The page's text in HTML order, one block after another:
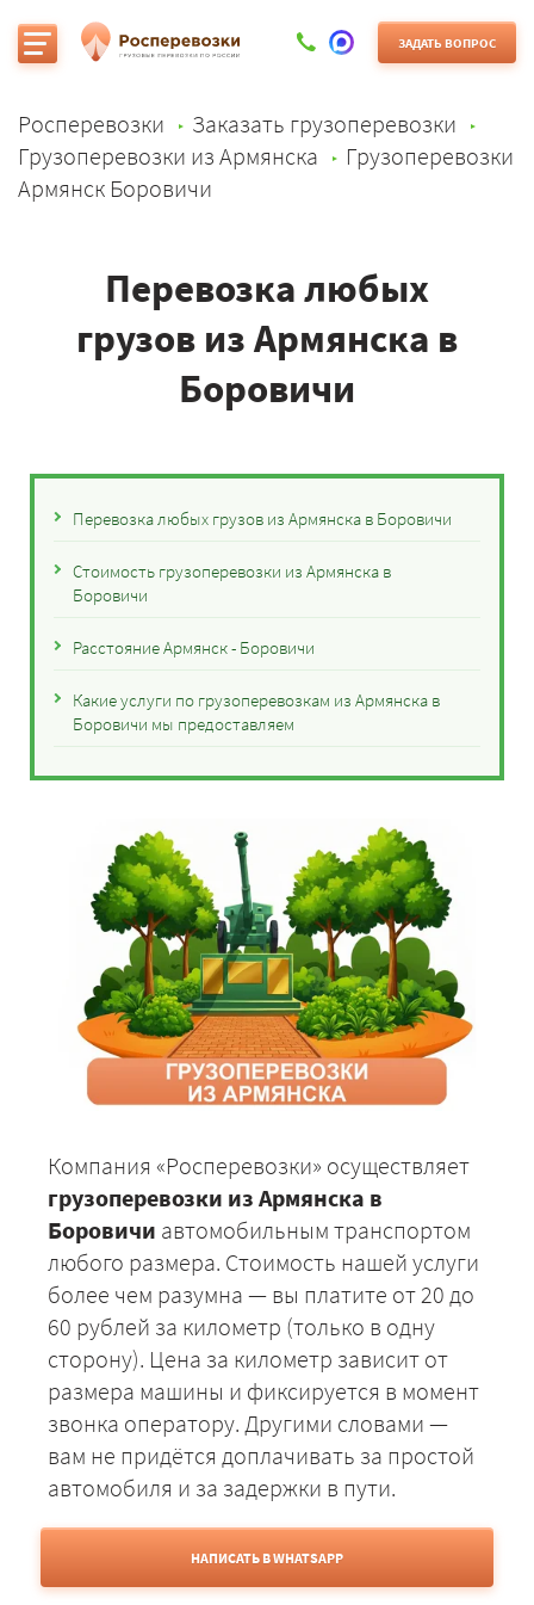
ЗАДАТЬ ВОПРОС
Росперевозки
Заказать грузоперевозки
Грузоперевозки из Армянска
Грузоперевозки
Армянск Боровичи
Перевозка любых
грузов из Армянска в
Боровичи
Перевозка любых грузов из Армянска в Боровичи
Стоимость грузоперевозки из Армянска в
Боровичи
Расстояние Армянск - Боровичи
Какие услуги по грузоперевозкам из Армянска в
Боровичи мы предоставляем
Компания «Росперевозки» осуществляет
грузоперевозки из Армянска в
Боровичи автомобильным транспортом
любого размера. Стоимость нашей услуги
более чем разумна — вы платите от 20 до
60 рублей за километр (только в одну
сторону). Цена за километр зависит от
размера машины и фиксируется в момент
звонка оператору. Другими словами —
вам не придётся доплачивать за простой
автомобиля и за задержки в пути.
НАПИСАТЬ В WHATSAPP